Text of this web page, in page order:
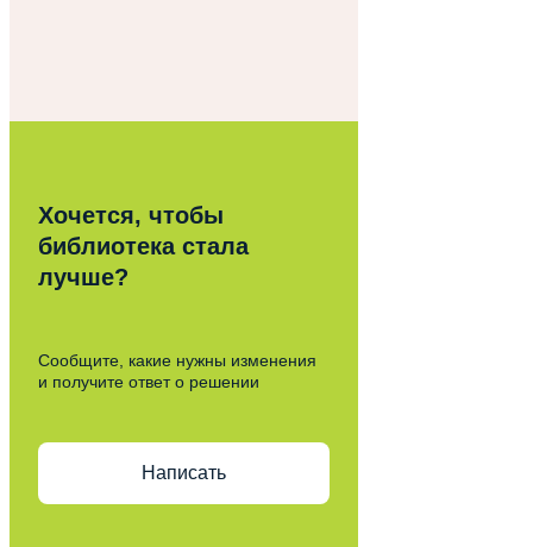
Хочется, чтобы
библиотека стала
лучше?
Сообщите, какие нужны изменения
и получите ответ о решении
Написать